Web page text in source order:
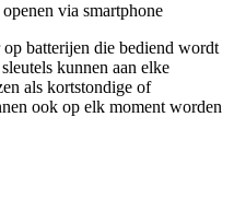
via smartphone
batterijen die bediend wordt
kunnen aan elke
als kortstondige of
ook op elk moment worden